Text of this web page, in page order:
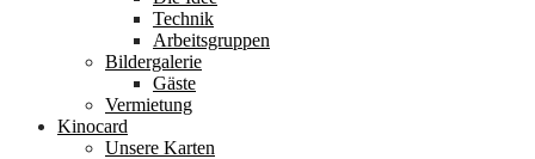
Technik
Arbeitsgruppen
Bildergalerie
Gäste
Vermietung
Kinocard
Unsere Karten